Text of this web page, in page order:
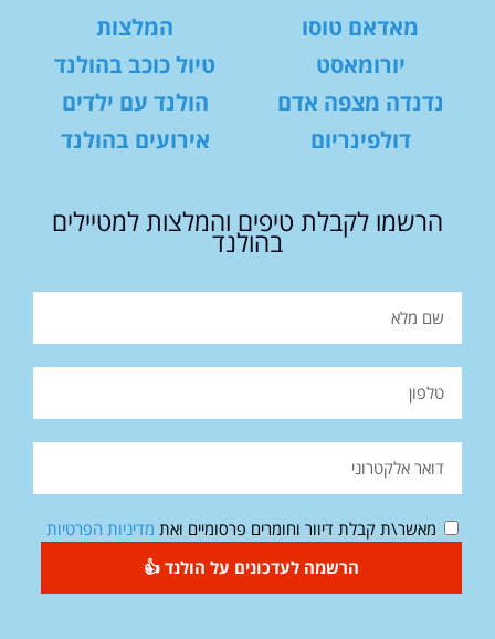
מאדאם טוסו
יורומאסט
נדנדה מצפה אדם
דולפינריום
המלצות
טיול כוכב בהולנד
הולנד עם ילדים
אירועים בהולנד
הרשמו לקבלת טיפים והמלצות למטיילים
בהולנד
מאשר\ת קבלת דיוור וחומרים פרסומיים ואת מדיניות הפרטיות
הרשמה לעדכונים על הולנד 👍